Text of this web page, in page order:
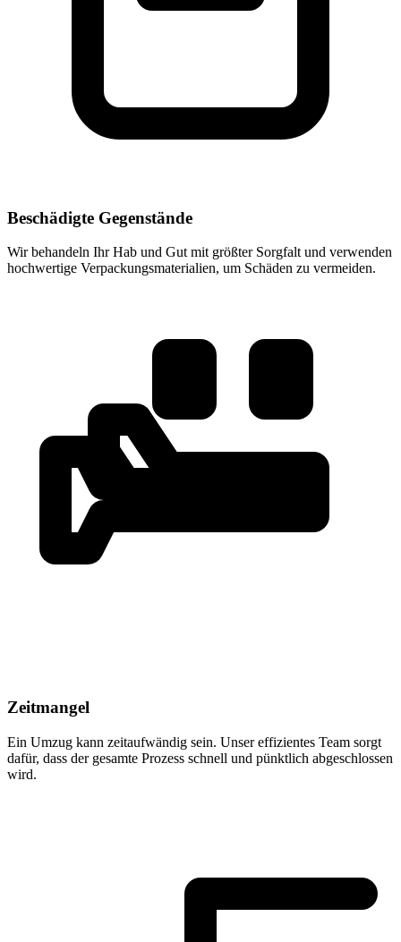
Beschädigte Gegenstände
Wir behandeln Ihr Hab und Gut mit größter Sorgfalt und verwenden
hochwertige Verpackungsmaterialien, um Schäden zu vermeiden.
Zeitmangel
Ein Umzug kann zeitaufwändig sein. Unser effizientes Team sorgt
dafür, dass der gesamte Prozess schnell und pünktlich abgeschlossen
wird.